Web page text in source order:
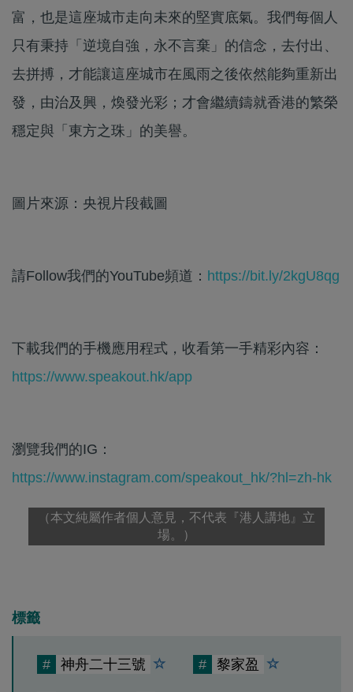
富，也是這座城市走向未來的堅實底氣。我們每個人
只有秉持「逆境自強，永不言棄」的信念，去付出、
去拼搏，才能讓這座城市在風雨之後依然能夠重新出
發，由治及興，煥發光彩；才會繼續鑄就香港的繁榮
穩定與「東方之珠」的美譽。
圖片來源：央視片段截圖
請Follow我們的YouTube頻道： https://bit.ly/2kgU8qg
下載我們的手機應用程式，收看第一手精彩內容：
https://www.speakout.hk/app
瀏覽我們的IG：
https://www.instagram.com/speakout_hk/?hl=zh-hk
（本文純屬作者個人意見，不代表『港人講地』立
場。）
標籤
# 神舟二十三號 # 黎家盈